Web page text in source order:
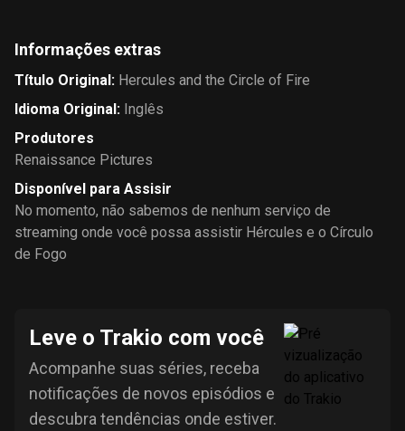
Informações extras
Título Original: Hercules and the Circle of Fire
Idioma Original: Inglês
Produtores
Renaissance Pictures
Disponível para Assisir
No momento, não sabemos de nenhum serviço de
streaming onde você possa assistir Hércules e o Círculo
de Fogo
Leve o Trakio com você
Acompanhe suas séries, receba
notificações de novos episódios e
descubra tendências onde estiver.